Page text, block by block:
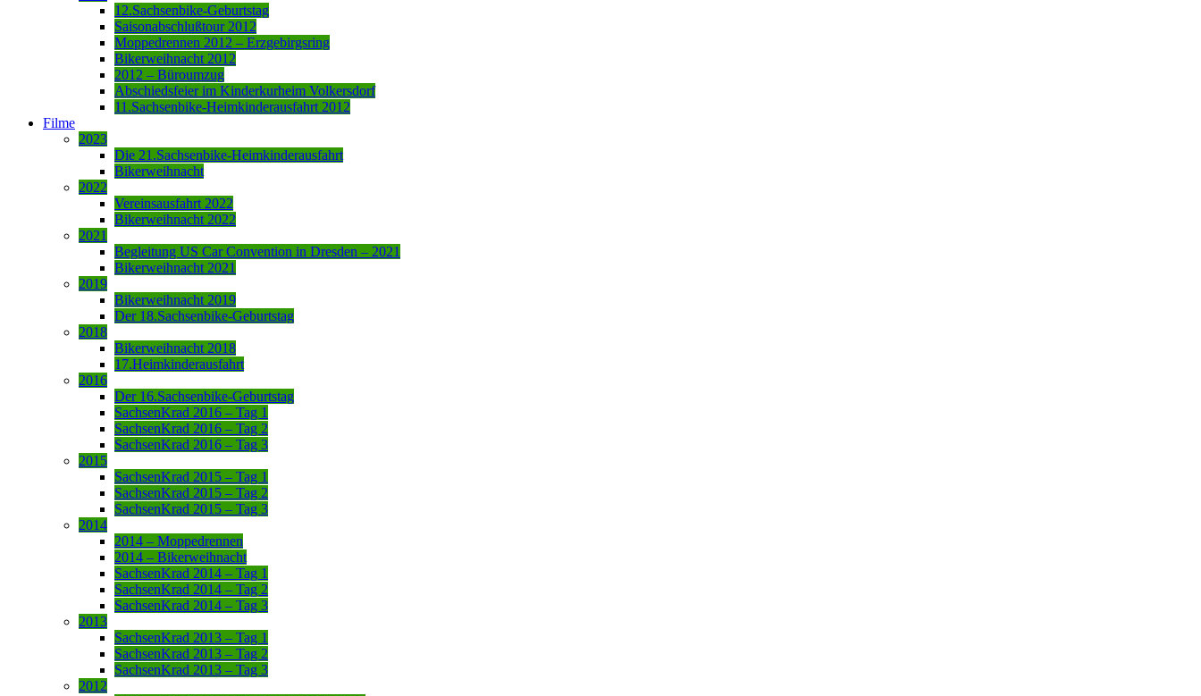
12.Sachsenbike-Geburtstag
Saisonabschlußtour 2012
Moppedrennen 2012 – Erzgebirgsring
Bikerweihnacht 2012
2012 – Büroumzug
Abschiedsfeier im Kinderkurheim Volkersdorf
11.Sachsenbike-Heimkinderausfahrt 2012
Filme
2023
Die 21.Sachsenbike-Heimkinderausfahrt
Bikerweihnacht
2022
Vereinsausfahrt 2022
Bikerweihnacht 2022
2021
Begleitung US Car Convention in Dresden – 2021
Bikerweihnacht 2021
2019
Bikerweihnacht 2019
Der 18.Sachsenbike-Geburtstag
2018
Bikerweihnacht 2018
17.Heimkinderausfahrt
2016
Der 16.Sachsenbike-Geburtstag
SachsenKrad 2016 – Tag 1
SachsenKrad 2016 – Tag 2
SachsenKrad 2016 – Tag 3
2015
SachsenKrad 2015 – Tag 1
SachsenKrad 2015 – Tag 2
SachsenKrad 2015 – Tag 3
2014
2014 – Moppedrennen
2014 – Bikerweihnacht
SachsenKrad 2014 – Tag 1
SachsenKrad 2014 – Tag 2
SachsenKrad 2014 – Tag 3
2013
SachsenKrad 2013 – Tag 1
SachsenKrad 2013 – Tag 2
SachsenKrad 2013 – Tag 3
2012